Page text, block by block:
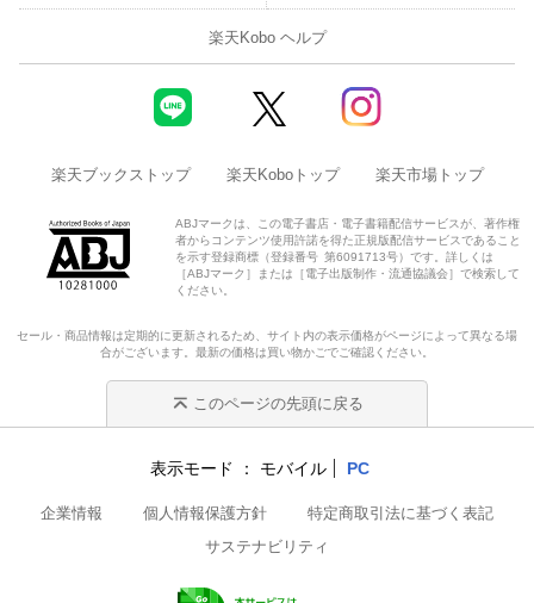
楽天Kobo ヘルプ
楽天ブックストップ 楽天Koboトップ 楽天市場トップ
ABJマークは、この電子書店・電子書籍配信サービスが、著作権
者からコンテンツ使用許諾を得た正規版配信サービスであること
を示す登録商標（登録番号 第6091713号）です。詳しくは
［ABJマーク］または［電子出版制作・流通協議会］で検索して
ください。
セール・商品情報は定期的に更新されるため、サイト内の表示価格がページによって異なる場
合がございます。最新の価格は買い物かごでご確認ください。
このページの先頭に戻る
表示モード モバイル PC
企業情報 個人情報保護方針
特定商取引法に基づく表記
サステナビリティ